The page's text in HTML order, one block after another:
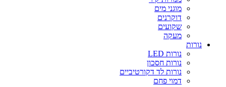
מוגני מים
דוקרנים
שקועים
מעקה
נורות
נורות LED
נורות חסכון
נורות לד דקורטיביים
דמוי פחם